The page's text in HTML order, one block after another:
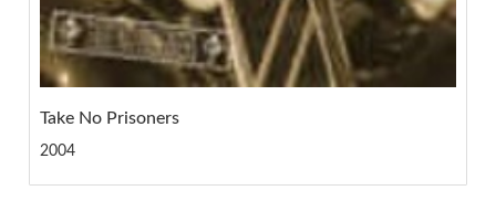
Take No Prisoners
2004